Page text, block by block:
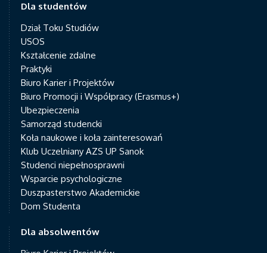
Dla studentów
Dział Toku Studiów
USOS
Kształcenie zdalne
Praktyki
Biuro Karier i Projektów
Biuro Promocji i Współpracy (Erasmus+)
Ubezpieczenia
Samorząd studencki
Koła naukowe i koła zainteresowań
Klub Uczelniany AZS UP Sanok
Studenci niepełnosprawni
Wsparcie psychologiczne
Duszpasterstwo Akademickie
Dom Studenta
Dla absolwentów